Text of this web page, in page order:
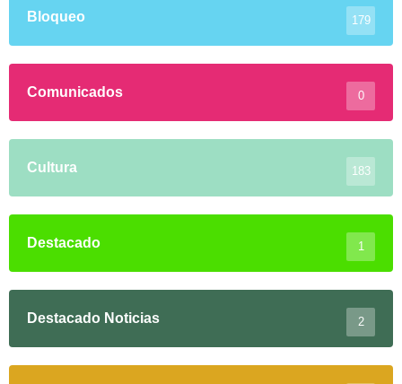
Bloqueo 179
Comunicados 0
Cultura 183
Destacado 1
Destacado Noticias 2